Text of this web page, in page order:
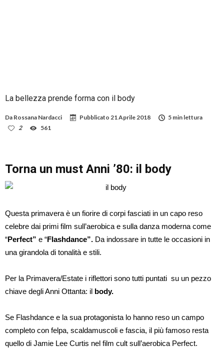
La bellezza prende forma con il body
Da Rossana Nardacci Pubblicato 21 Aprile 2018
5 min lettura
2
561
Torna un must Anni ’80: il body
Questa primavera è un fiorire di corpi fasciati in un capo reso
celebre dai primi film sull’aerobica e sulla danza moderna come
“Perfect” e “Flashdance”. Da indossare in tutte le occasioni in
una girandola di tonalità e stili.
Per la Primavera/Estate i riflettori sono tutti puntati su un pezzo
chiave degli Anni Ottanta: il body.
Se Flashdance e la sua protagonista lo hanno reso un campo
completo con felpa, scaldamuscoli e fascia, il più famoso resta
quello di Jamie Lee Curtis nel film cult sull’aerobica Perfect.